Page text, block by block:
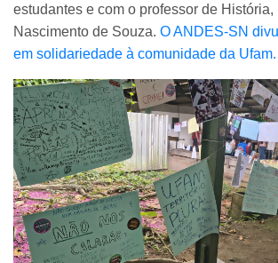
estudantes e com o professor de
Nascimento de Souza. O ANDES-SN
em solidariedade à comunidade da Ufam.